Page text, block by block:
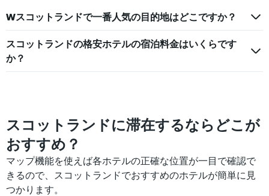
Wスコットランドで一番人気の目的地はどこですか？
スコットランドの格安ホテルの宿泊料金はいくらです
か？
スコットランドに滞在するならどこが
おすすめ？
マップ機能を使えば各ホテルの正確な位置が一目で確認で
きるので、スコットランドでおすすめのホテルが簡単に見
つかります。